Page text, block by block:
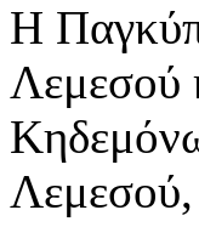
Η
Λεμεσού
Λεμεσού,